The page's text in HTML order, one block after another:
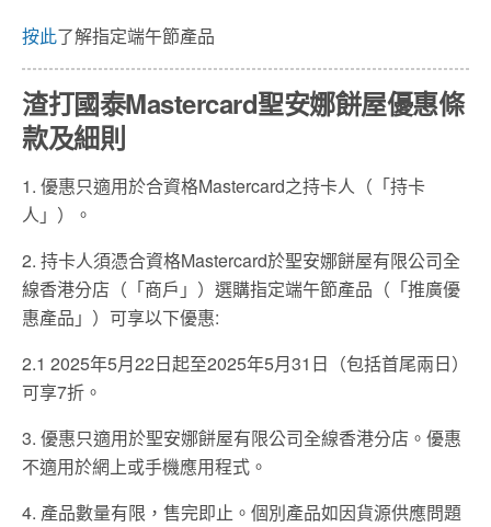
按此了解指定端午節產品
渣打國泰Mastercard聖安娜餅屋優惠條
款及細則
1. 優惠只適⽤於合資格Mastercard之持卡⼈（「持卡
⼈」）。
2. 持卡⼈須憑合資格Mastercard於聖安娜餅屋有限公司全
線香港分店（「商⼾」）選購指定端午節產品（「推廣優
惠產品」）可享以下優惠:
2.1 2025年5月22日起⾄2025年5⽉31⽇（包括⾸尾兩⽇）
可享7折。
3. 優惠只適⽤於聖安娜餅屋有限公司全線香港分店。優惠
不適⽤於網上或⼿機應⽤程式。
4. 產品數量有限，售完即⽌。個別產品如因貨源供應問題